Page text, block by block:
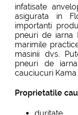
infatisate
asigurata in
importanti
pneuri de iarna
marimile
masinii dvs.
pneuri de
cauciucuri
Proprietatile
duritate